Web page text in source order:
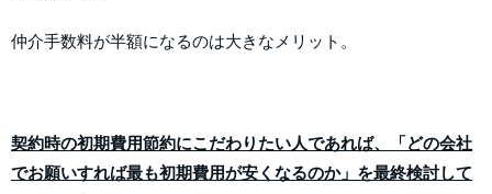
仲介手数料が半額になるのは大きなメリット。
契約時の初期費用節約にこだわりたい人であれば、「どの会社
でお願いすれば最も初期費用が安くなるのか」を最終検討して